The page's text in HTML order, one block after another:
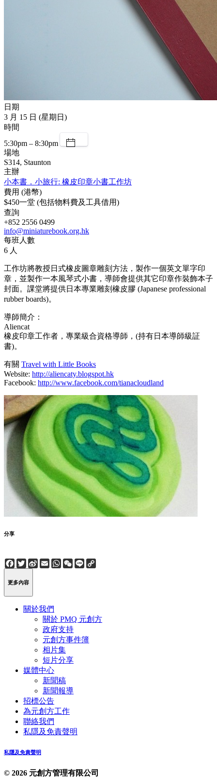
日期
3 月 15 日 (星期日)
時間
5:30pm – 8:30pm
場地
S314, Staunton
主辦
小本書．小旅行: 橡皮印章小書工作坊
費用 (港幣)
$450一堂 (包括物料費及工具借用)
查詢
+852 2556 0499
info@miniaturebook.org.hk
每班人數
6 人
工作坊將教授日式橡皮圖章雕刻方法，製作一個英文單字印
章，並製作一本風琴式小書，導師會提供其它印章作裝飾本子
封面。課堂將提供日本專業雕刻橡皮膠 (Japanese professional
rubber boards)。
導師簡介：
Aliencat
橡皮印章工作者，專業級合資格導師，(持有日本導師級証
書)。
有關 Travel with Little Books
Website: http://aliencaty.blogspot.hk
Facebook: http://www.facebook.com/tianacloudland
分享
Facebook
Twitter
Sina
Weibo
EmailWhatsApp
WeChat
Line
更多內容
關於我們
關於 PMQ 元創方
政府支持
元創方事件簿
相片集
短片分享
媒體中心
新聞稿
新聞報導
招標公告
為元創方工作
聯絡我們
私隱及免責聲明
私隱及免責聲明
© 2026 元創方管理有限公司